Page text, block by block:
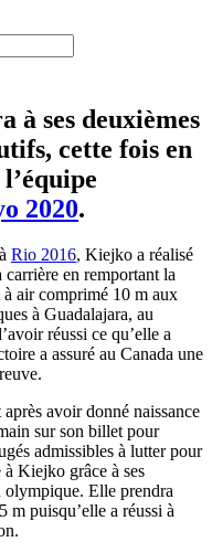
à ses deuxièmes
cette fois en
2020.
Rio 2016, Kiejko a réalisé
carrière en remportant la
à air comprimé 10 m aux
à Guadalajara, au
réussi ce qu’elle a
a assuré au Canada une
avoir donné naissance
sur son billet pour
admissibles à lutter pour
Kiejko grâce à ses
Elle prendra
m puisqu’elle a réussi à